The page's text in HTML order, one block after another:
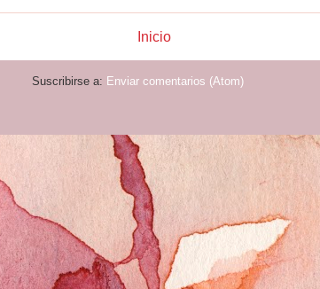
Inicio
Suscribirse a: Enviar comentarios (Atom)